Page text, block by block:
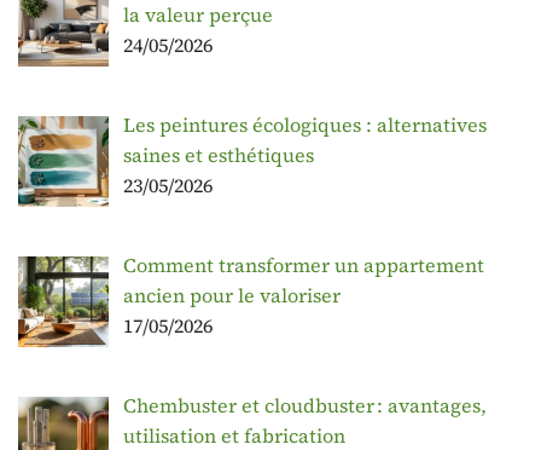
la valeur perçue
24/05/2026
Les peintures écologiques : alternatives
saines et esthétiques
23/05/2026
Comment transformer un appartement
ancien pour le valoriser
17/05/2026
Chembuster et cloudbuster : avantages,
utilisation et fabrication